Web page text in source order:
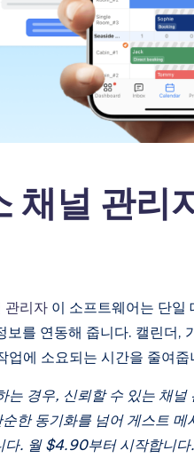
채널 관리
관리자 이 소프트웨어는 단
를 연동해 줍니다. 캘린더,
업에 소요되는 시간을 줄여줍
는 경우, 신뢰할 수 있는 채
한 동기화를 넘어 게스트
다. 월 $4.90부터 시작합니다.